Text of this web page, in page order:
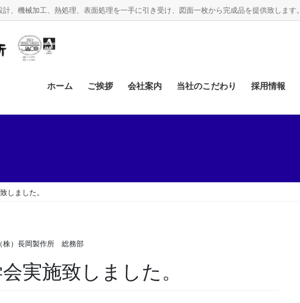
、機械加工、熱処理、表面処理を一手に引き受け、図面一枚から完成品を提供致します。
ホーム ご挨拶 会社案内 当社のこだわり 採用情報
しました。
（株）長岡製作所 総務部
実施致しました。